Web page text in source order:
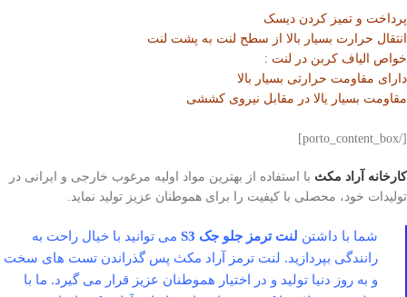
پرداخت و تمیز کردن دیسک
انتقال حرارت بسیار بالا از سطح لنت به پشت لنت
خواص الیاف کربن در لنت :
دارای مقاومت حرارتی بسیار بالا
مقاومت بسیار یالا در مقابل نیروی کششی
[/porto_content_box]
کارخانه آراد مکث با استفاده از بهترین مواد اولیه مرغوب خارجی و ایرانی در
تولیدات خود، محصلی با کیفیت را برای هموطنان عزیز تولید نماید.
شما با داشتن لنت ترمز جلو جک S3
می توانید با خیال راحت به
رانندگی بپردازید. لنت ترمز آراد مکث پس گذراندن تست های سخت
و به روز دنیا تولید و در اختیار هموطنان عزیز قرار می گیرد. ما با